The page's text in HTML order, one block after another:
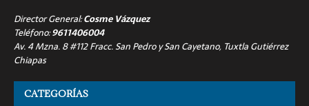
Director General:Cosme Vázquez
Teléfono:9611406004
Av. 4 Mzna. 8 #112 Fracc. San Pedro y San Cayetano, Tuxtla Gutiérrez
Chiapas
CATEGORÍAS